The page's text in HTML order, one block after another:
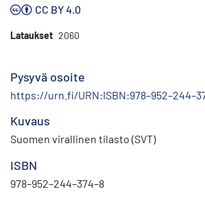
CC BY 4.0
Lataukset 2060
Pysyvä osoite
https://urn.fi/
Kuvaus
Suomen virallinen tilasto (SVT)
ISBN
978–952–244–374–8